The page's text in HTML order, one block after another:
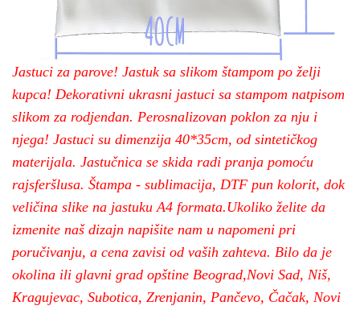
Jastuci za parove! Jastuk sa slikom štampom po želji
kupca! Dekorativni ukrasni jastuci sa stampom natpisom
slikom za rodjendan. Perosnalizovan poklon za nju i
njega! Jastuci su dimenzija 40*35cm, od sintetičkog
materijala. Jastučnica se skida radi pranja pomoću
rajsferšlusa. Štampa - sublimacija, DTF pun kolorit, dok
veličina slike na jastuku A4 formata.Ukoliko želite da
izmenite naš dizajn napišite nam u napomeni pri
poručivanju, a cena zavisi od vaših zahteva. Bilo da je
okolina ili glavni grad opštine Beograd,Novi Sad, Niš,
Kragujevac, Subotica, Zrenjanin, Pančevo, Čačak, Novi